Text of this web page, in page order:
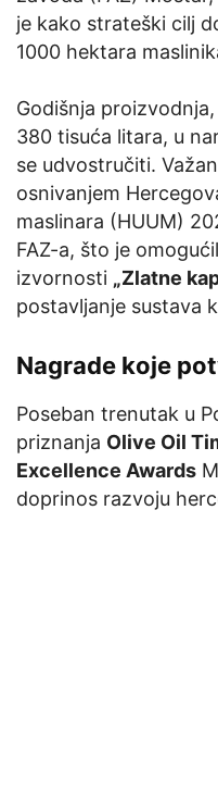
je kako strateški cilj
1000 hektara
Godišnja
380 tisuća litara, u
se udvostručiti.
osnivanjem
maslinara (HUUM)
FAZ-a, što je
izvornosti „Zlatne
postavljanje sustava
Nagrade koje
Poseban trenutak u
priznanja Olive Oil
Excellence Awards
doprinos razvoju